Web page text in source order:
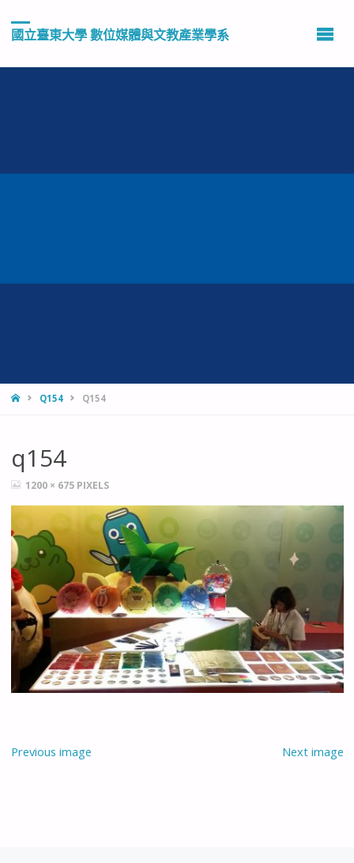
國立臺東大學 數位媒體與文教產業學系
HOMEQ154 Q154
q154
FULL1200 × 675 PIXELS
Previous image Next image